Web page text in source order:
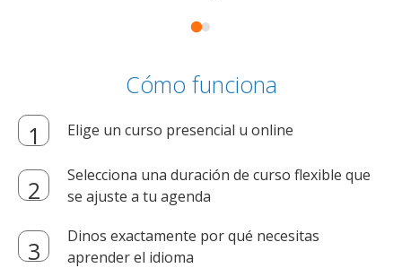
Cómo funciona
Elige un curso presencial u online
Selecciona una duración de curso flexible que
se ajuste a tu agenda
Dinos exactamente por qué necesitas
aprender el idioma